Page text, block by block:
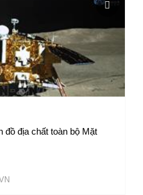
đồ địa chất toàn bộ Mặt